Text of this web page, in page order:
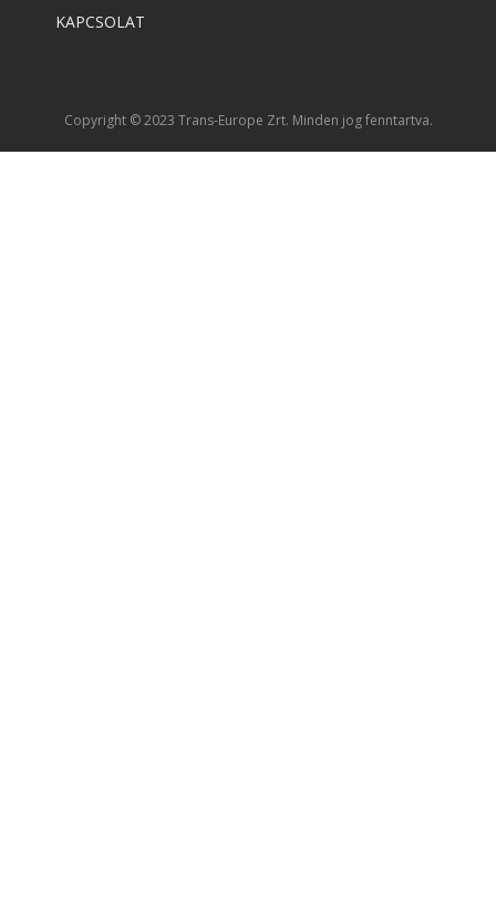
KAPCSOLAT
Copyright © 2023 Trans-Europe Zrt. Minden jog fenntartva.